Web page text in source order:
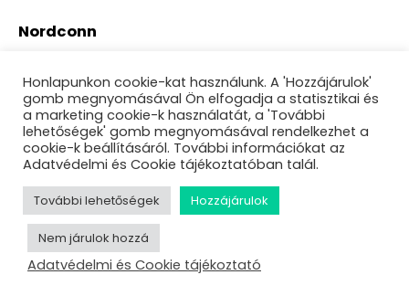
Nordconn
About Renfer Péter
Honlapunkon cookie-kat használunk. A 'Hozzájárulok'
gomb megnyomásával Ön elfogadja a statisztikai és
a marketing cookie-k használatát, a 'További
lehetőségek' gomb megnyomásával rendelkezhet a
cookie-k beállításáról. További információkat az
Adatvédelmi és Cookie tájékoztatóban talál.
További lehetőségek Hozzájárulok
Nem járulok hozzá
Adatvédelmi és Cookie tájékoztató